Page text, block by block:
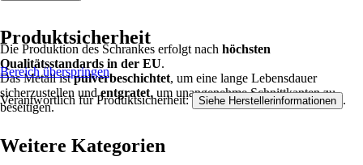
Die Produktion des Schrankes erfolgt nach höchsten
Qualitätsstandards in der EU.
Das Metall istpulverbeschichtet, um eine lange Lebensdauer
sicherzustellen undentgratet, um unangenehme Schnittkanten zu
beseitigen.
Produktsicherheit
Bereich überspringen
Verantwortlich für Produktsicherheit: Siehe Herstellerinformationen .
Weitere Kategorien